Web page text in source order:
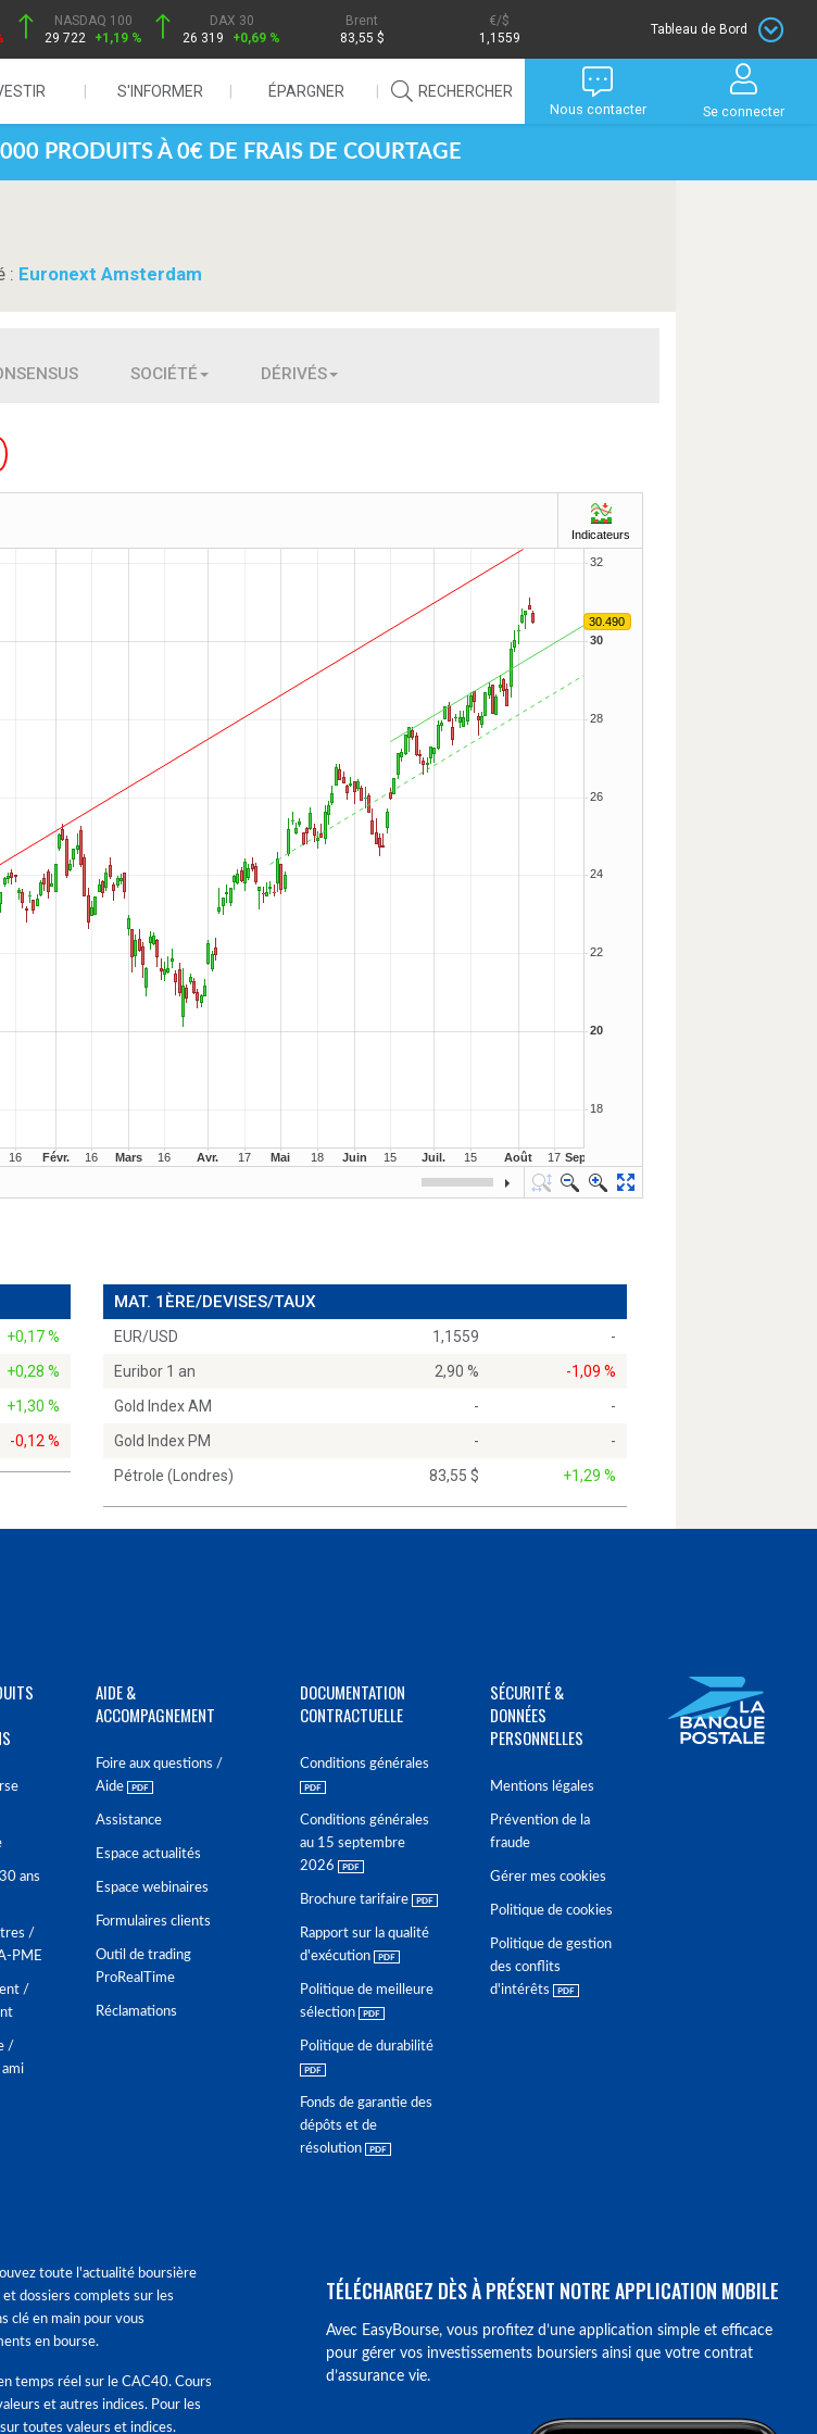
NASDAQ 100
29 722
+1,19 %
DAX 30
26 319
+0,69 %
Brent
83,55 $
/$
1,1559
Tableau de Bord
S'INFORMER ÉPARGNER RECHERCHER
Nous contacter Se connecter
PRODUITS À 0€ DE FRAIS DE COURTAGE
: Euronext Amsterdam
SOCIÉTÉ DÉRIVÉS
+0,17 %
+0,28 %
+1,30 %
-0,12 %
MAT. 1ÈRE/DEVISES/TAUX
EUR/USD 1,1559
-
Euribor 1 an
2,90 %
-1,09 %
Gold Index AM
-
-
Gold Index PM
-
-
Pétrole (Londres)
83,55 $ +1,29 %
ans
/
PME
/
/
ami
AIDE &
ACCOMPAGNEMENT
Foire aux questions /
Aide
Assistance
Espace actualités
Espace webinaires
Formulaires clients
Outil de trading
ProRealTime
Réclamations
DOCUMENTATION
CONTRACTUELLE
Conditions générales
Conditions générales
au 15 septembre
2026
Brochure tarifaire
Rapport sur la qualité
d'exécution
Politique de meilleure
sélection
Politique de durabilité
Fonds de garantie des
dépôts et de
résolution
SÉCURITÉ &
DONNÉES
PERSONNELLES
Mentions légales
Prévention de la
fraude
Gérer mes cookies
Politique de cookies
Politique de gestion
des conflits
d'intérêts
toute l'actualité boursière
et dossiers complets sur les
clé en main pour vous
en bourse.
temps réel sur le CAC40. Cours
et autres indices. Pour les
toutes valeurs et indices.
TÉLÉCHARGEZ DÈS À PRÉSENT NOTRE APPLICATION MOBILE
Avec EasyBourse, vous profitez d’une application simple et efficace
pour gérer vos investissements boursiers ainsi que votre contrat
d’assurance vie.